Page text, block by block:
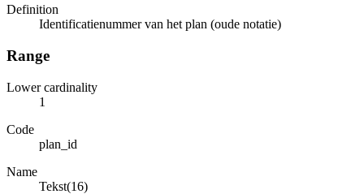
Definition
Identificatienummer van het plan (oude notatie)
Range
Lower cardinality
1
Code
plan_id
Name
Tekst(16)